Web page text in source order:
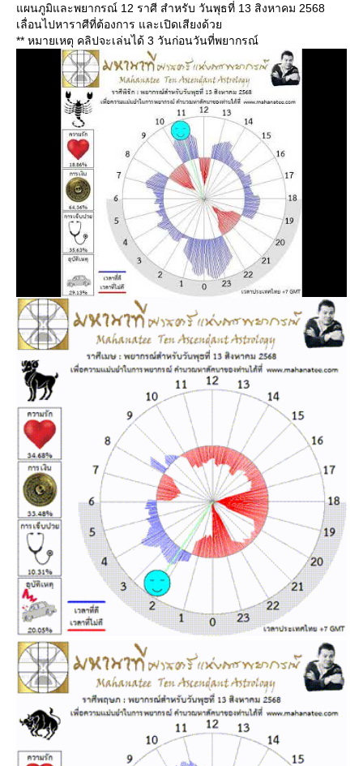
ผนภูมิและพยากรณ์ 12 ราศี สำหรับ วันพุธที่ 13 สิงหาคม 2568
เลื่อนไปหาราศีที่ต้องการ และเปิดเสียงด้ว
** หมายเหตุ คลิปจะเล่นได้ 3 วันก่อนวันที่พยากรณ์